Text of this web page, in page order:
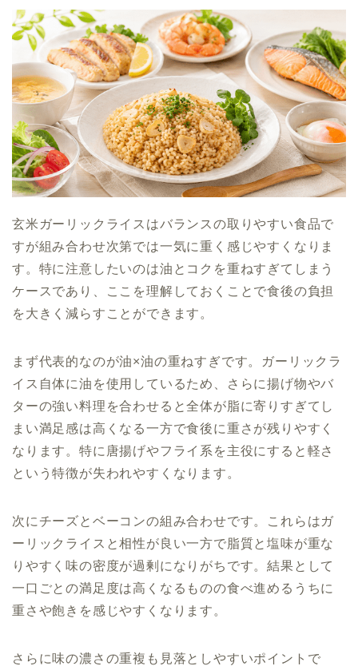
玄米ガーリックライスはバランスの取りやすい食品で
すが組み合わせ次第では一気に重く感じやすくなりま
す。特に注意したいのは油とコクを重ねすぎてしまう
ケースであり、ここを理解しておくことで食後の負担
を大きく減らすことができます。
まず代表的なのが油×油の重ねすぎです。ガーリックラ
イス自体に油を使用しているため、さらに揚げ物やバ
ターの強い料理を合わせると全体が脂に寄りすぎてし
まい満足感は高くなる一方で食後に重さが残りやすく
なります。特に唐揚げやフライ系を主役にすると軽さ
という特徴が失われやすくなります。
次にチーズとベーコンの組み合わせです。これらはガ
ーリックライスと相性が良い一方で脂質と塩味が重な
りやすく味の密度が過剰になりがちです。結果として
一口ごとの満足度は高くなるものの食べ進めるうちに
重さや飽きを感じやすくなります。
さらに味の濃さの重複も見落としやすいポイントで